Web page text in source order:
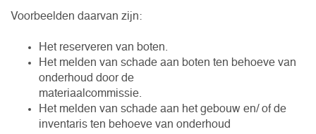
Voorbeelden daarvan zijn:
Het reserveren van boten.
Het melden van schade aan boten ten behoeve van
onderhoud door de
materiaalcommissie.
Het melden van schade aan het gebouw en/ of de
inventaris ten behoeve van onderhoud